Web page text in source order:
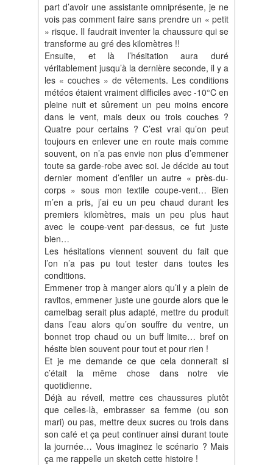
part d’avoir une assistante omniprésente, je ne
vois pas comment faire sans prendre un « petit
» risque. Il faudrait inventer la chaussure qui se
transforme au gré des kilomètres !!
Ensuite, et là l’hésitation aura duré
véritablement jusqu’à la dernière seconde, il y a
les « couches » de vêtements. Les conditions
météos étaient vraiment difficiles avec -10°C en
pleine nuit et sûrement un peu moins encore
dans le vent, mais deux ou trois couches ?
Quatre pour certains ? C’est vrai qu’on peut
toujours en enlever une en route mais comme
souvent, on n’a pas envie non plus d’emmener
toute sa garde-robe avec soi. Je décide au tout
dernier moment d’enfiler un autre « près-du-
corps » sous mon textile coupe-vent… Bien
m’en a pris, j’ai eu un peu chaud durant les
premiers kilomètres, mais un peu plus haut
avec le coupe-vent par-dessus, ce fut juste
bien…
Les hésitations viennent souvent du fait que
l’on n’a pas pu tout tester dans toutes les
conditions.
Emmener trop à manger alors qu’il y a plein de
ravitos, emmener juste une gourde alors que le
camelbag serait plus adapté, mettre du produit
dans l’eau alors qu’on souffre du ventre, un
bonnet trop chaud ou un buff limite… bref on
hésite bien souvent pour tout et pour rien !
Et je me demande ce que cela donnerait si
c’était la même chose dans notre vie
quotidienne.
Déjà au réveil, mettre ces chaussures plutôt
que celles-là, embrasser sa femme (ou son
mari) ou pas, mettre deux sucres ou trois dans
son café et ça peut continuer ainsi durant toute
la journée… Vous imaginez le scénario ? Mais
ça me rappelle un sketch cette histoire !